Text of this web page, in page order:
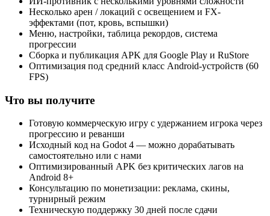
Несколько арен / локаций с освещением и FX-
эффектами (пот, кровь, вспышки)
Меню, настройки, таблица рекордов, система
прогрессии
Сборка и публикация APK для Google Play и RuStore
Оптимизация под средний класс Android-устройств (60
FPS)
Что вы получите
Готовую коммерческую игру с удержанием игрока через
прогрессию и реванши
Исходный код на Godot 4 — можно дорабатывать
самостоятельно или с нами
Оптимизированный APK без критических лагов на
Android 8+
Консультацию по монетизации: реклама, скины,
турнирный режим
Техническую поддержку 30 дней после сдачи